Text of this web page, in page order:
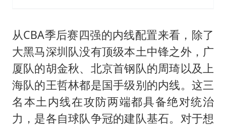
从CBA季后赛四强的内线配置来看，除了
大黑马深圳队没有顶级本土中锋之外，广
厦队的胡金秋、北京首钢队的周琦以及上
海队的王哲林都是国手级别的内线。这三
名本土内线在攻防两端都具备绝对统治
力，是各自球队争冠的建队基石。对于想